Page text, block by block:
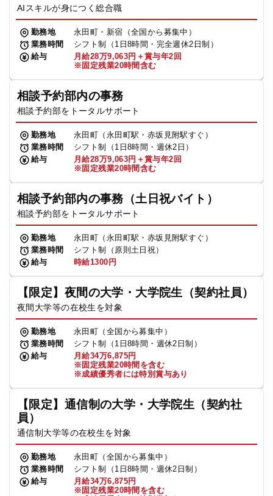
AIスキルが身につく総合職
勤務地
永田町・新宿（全国から募集中）
業務時間
シフト制（1日8時間・完全週休2日制）
給与
月給28万9,063円＋賞与年2回
※固定残業20時間含む
相談予約部内の事務
相談予約部をトータルサポート
勤務地
永田町（永田町駅・赤坂見附駅すぐ）
業務時間
シフト制（1日8時間・週休2日）
給与
月給28万9,063円＋賞与年2回
※固定残業20時間含む
相談予約部内の事務（土日祝バイト）
相談予約部をトータルサポート
勤務地
永田町（永田町駅・赤坂見附駅すぐ）
業務時間
シフト制（原則土日祝）
給与
時給1300円
【限定】夜間の大学・大学院生（契約社員）
夜間大学等の在校生を対象
勤務地
永田町（全国から募集中）
業務時間
シフト制（1日8時間・週休2日制）
給与
月給34万6,875円
※固定残業20時間を含む
※成績優秀者には特別賞与あり
【限定】通信制の大学・大学院生（契約社
員）
通信制大学等の在校生を対象
勤務地
永田町（全国から募集中）
業務時間
シフト制（1日8時間・週休2日制）
給与
月給34万6,875円
※固定残業20時間を含む